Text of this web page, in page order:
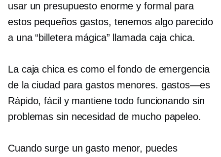
usar un presupuesto enorme y formal para
estos pequeños gastos, tenemos algo parecido
a una “billetera mágica” llamada caja chica.
La caja chica es como el fondo de emergencia
de la ciudad para gastos menores. gastos—es
Rápido, fácil y mantiene todo funcionando sin
problemas sin necesidad de mucho papeleo.
Cuando surge un gasto menor, puedes